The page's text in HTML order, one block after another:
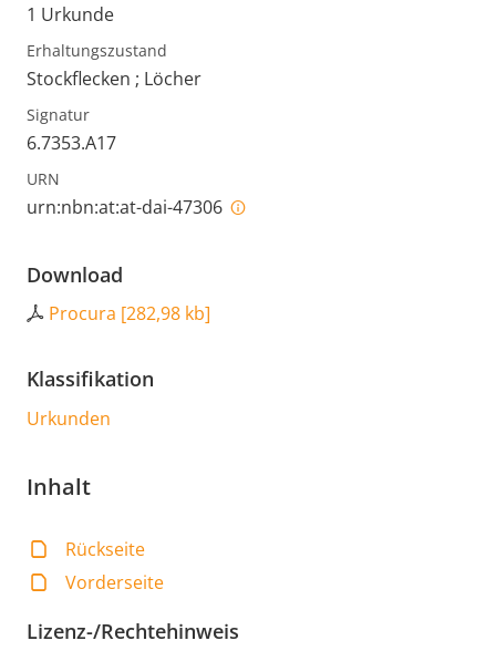
1 Urkunde
Erhaltungszustand
Stockflecken ; Löcher
Signatur
6.7353.A17
URN
urn:nbn:at:at-dai-47306
Download
Procura [282,98 kb]
Klassifikation
Urkunden
Inhalt
Rückseite
Vorderseite
Lizenz-/Rechtehinweis